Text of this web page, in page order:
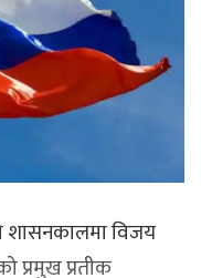
शासनकालमा विजय
प्रमुख प्रतीक